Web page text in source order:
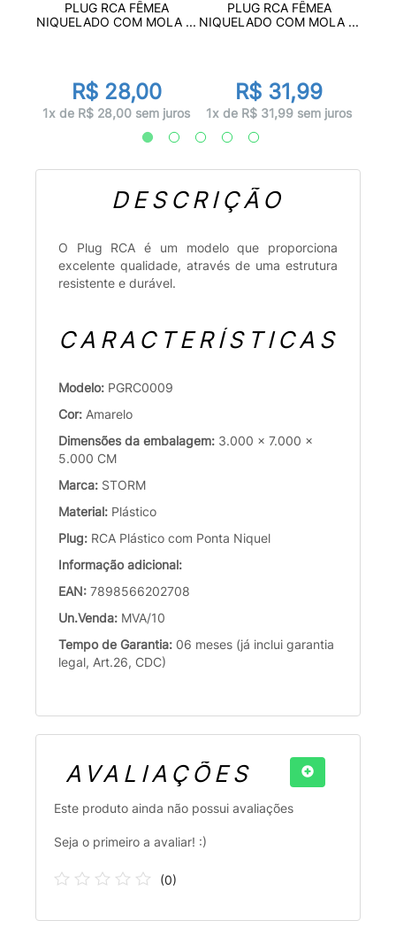
PLUG RCA FÊMEA
NIQUELADO COM MOLA ...
R$ 28,00
1x de R$ 28,00 sem juros
PLUG RCA FÊMEA
NIQUELADO COM MOLA ...
R$ 31,99
1x de R$ 31,99 sem juros
DESCRIÇÃO
O Plug RCA é um modelo que proporciona
excelente qualidade, através de uma estrutura
resistente e durável.
CARACTERÍSTICAS
Modelo: PGRC0009
Cor: Amarelo
Dimensões da embalagem: 3.000 x 7.000 x
5.000 CM
Marca: STORM
Material: Plástico
Plug: RCA Plástico com Ponta Niquel
Informação adicional:
EAN: 7898566202708
Un.Venda: MVA/10
Tempo de Garantia: 06 meses (já inclui garantia
legal, Art.26, CDC)
AVALIAÇÕES
Este produto ainda não possui avaliações
Seja o primeiro a avaliar! :)
(0)